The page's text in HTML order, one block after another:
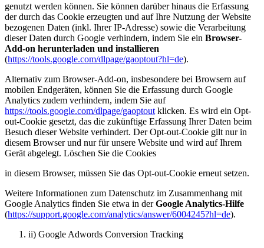
genutzt werden können. Sie können darüber hinaus die Erfassung
der durch das Cookie erzeugten und auf Ihre Nutzung der Website
bezogenen Daten (inkl. Ihrer IP-Adresse) sowie die Verarbeitung
dieser Daten durch Google verhindern, indem Sie ein Browser-
Add-on herunterladen und installieren
(https://tools.google.com/dlpage/gaoptout?hl=de).
Alternativ zum Browser-Add-on, insbesondere bei Browsern auf
mobilen Endgeräten, können Sie die Erfassung durch Google
Analytics zudem verhindern, indem Sie auf
https://tools.google.com/dlpage/gaoptout klicken. Es wird ein Opt-
out-Cookie gesetzt, das die zukünftige Erfassung Ihrer Daten beim
Besuch dieser Website verhindert. Der Opt-out-Cookie gilt nur in
diesem Browser und nur für unsere Website und wird auf Ihrem
Gerät abgelegt. Löschen Sie die Cookies
in diesem Browser, müssen Sie das Opt-out-Cookie erneut setzen.
Weitere Informationen zum Datenschutz im Zusammenhang mit
Google Analytics finden Sie etwa in derGoogle Analytics-Hilfe
(https://support.google.com/analytics/answer/6004245?hl=de).
ii) Google Adwords Conversion Tracking